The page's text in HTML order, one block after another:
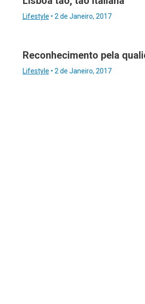
Lifestyle • 2 de Janeiro, 2017
Reconhecimento pela
Lifestyle • 2 de Janeiro, 2017